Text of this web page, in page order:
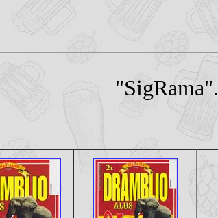
"SigRama".